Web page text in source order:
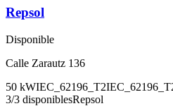
Repsol
Disponible
Calle Zarautz 136
50 kWIEC_62196_T2
3/3 disponiblesRepsol